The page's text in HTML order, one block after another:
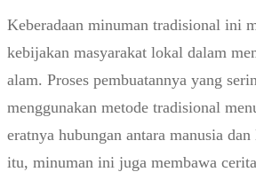
Keberadaan minuman tradisional ini
kebijakan masyarakat lokal dalam
alam. Proses pembuatannya yang
menggunakan metode tradisional
eratnya hubungan antara manusia
itu, minuman ini juga membawa